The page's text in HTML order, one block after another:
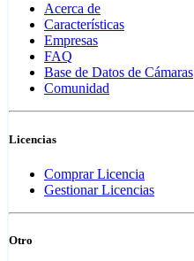
Acerca de
Características
Empresas
FAQ
Base de Datos de Cámaras
Comunidad
Licencias
Comprar Licencia
Gestionar Licencias
Otro